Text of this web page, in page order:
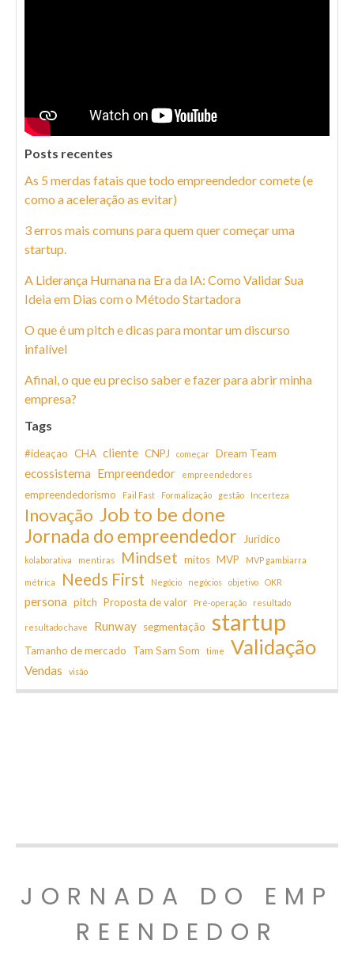
Posts recentes
As 5 merdas fatais que todo empreendedor comete (e
como a aceleração as evitar)
3 erros mais comuns para quem quer começar uma
startup.
A Liderança Humana na Era da IA: Como Validar Sua
Ideia em Dias com o Método Startadora
O que é um pitch e dicas para montar um discurso
infalível
Afinal, o que eu preciso saber e fazer para abrir minha
empresa?
Tags
#ideaçao CHA cliente CNPJ começar Dream Team
ecossistema Empreendedor empreendedores
empreendedorismo Fail Fast Formalização gestão Incerteza
Inovação Job to be done
Jornada do empreendedor Juridico
kolaborativa mentiras Mindset mitos MVP MVP gambiarra
métrica Needs First Negócio negócios objetivo OKR
persona pitch Proposta de valor Pré-operação resultado
resultado chave Runway segmentação startup
Tamanho de mercado Tam Sam Som time Validação
Vendas visão
JORNADA DO EMP
REENDEDOR